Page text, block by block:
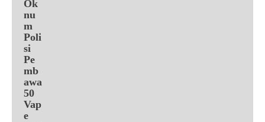
Ok
nu
m
Poli
si
Pe
mb
awa
50
Vap
e